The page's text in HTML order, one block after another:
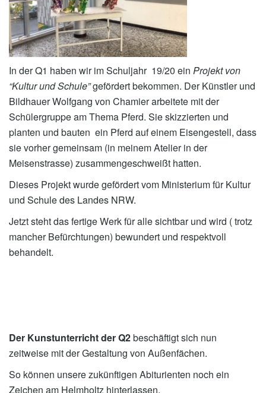
In der Q1 haben wir im Schuljahr 19/20 ein Projekt von
“Kultur und Schule”gefördert bekommen. Der Künstler und
Bildhauer Wolfgang von Chamier arbeitete mit der
Schülergruppe am Thema Pferd. Sie skizzierten und
planten und bauten ein Pferd auf einem Eisengestell, dass
sie vorher gemeinsam (in meinem Atelier in der
Meisenstrasse) zusammengeschweißt hatten.
Dieses Projekt wurde gefördert vom Ministerium für Kultur
und Schule des Landes NRW.
Jetzt steht das fertige Werk für alle sichtbar und wird ( trotz
mancher Befürchtungen) bewundert und respektvoll
behandelt.
Der Kunstunterricht der Q2beschäftigt sich nun
zeitweise mit der Gestaltung von Außenfächen.
So können unsere zukünftigen Abiturienten noch ein
Zeichen am Helmholtz hinterlassen.